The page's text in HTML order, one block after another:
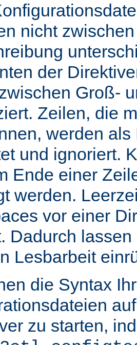
nicht
der
Groß-
Zeilen, die
werden als
und ignoriert.
Ende einer
werden.
vor einer
Dadurch
Lesbarbeit
die Syntax
zu starten,